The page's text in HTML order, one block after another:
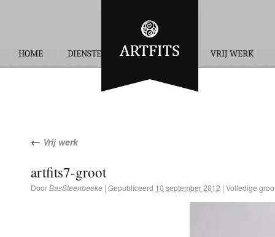
HOME DIENSTEN OPDRACHTEN VRIJ WERK
← Vrij werk
artfits7-groot
DoorBasSteenbeeke | Gepubliceerd 10 september 2012 | Volledige